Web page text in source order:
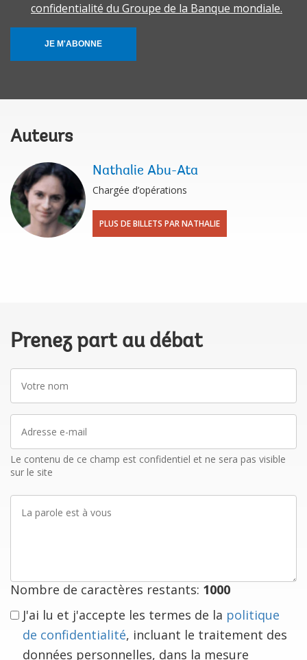
confidentialité du Groupe de la Banque mondiale.
JE M'ABONNE
Auteurs
Nathalie Abu-Ata
Chargée d’opérations
PLUS DE BILLETS PAR NATHALIE
Prenez part au débat
nom
mail
Le contenu de ce champ est confidentiel et ne sera pas visible
sur le site
parole
Nombre de caractères restants: 1000
J'ai lu et j'accepte les termes de la politique
de confidentialité, incluant le traitement des
données personnelles, dans la mesure